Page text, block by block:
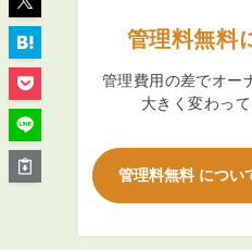
投資不動産を売却した
マンションの自主管
アパートの大規模修繕
管理料無料
管理費用の差でオー
大きく変わって
管理料無料 につい